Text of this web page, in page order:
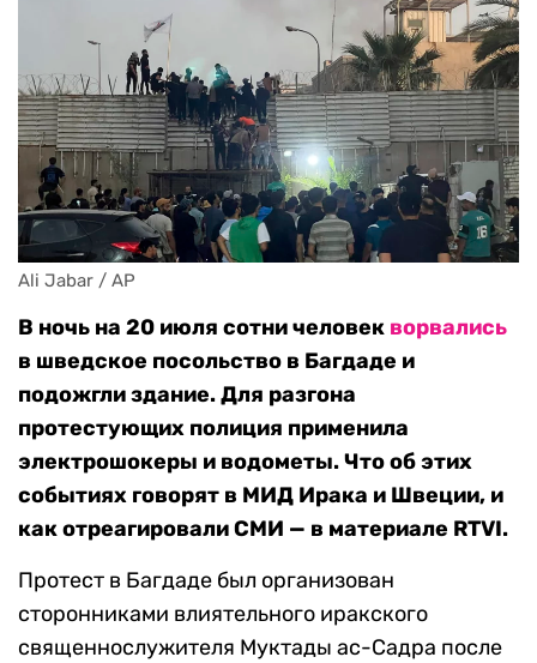
Ali Jabar / AP
В ночь на 20 июля сотни человек ворвались
в шведское посольство в Багдаде и
подожгли здание. Для разгона
протестующих полиция применила
электрошокеры и водометы. Что об этих
событиях говорят в МИД Ирака и Швеции, и
как отреагировали СМИ — в материале RTVI.
Протест в Багдаде был организован
сторонниками влиятельного иракского
священнослужителя Муктады ас-Садра после